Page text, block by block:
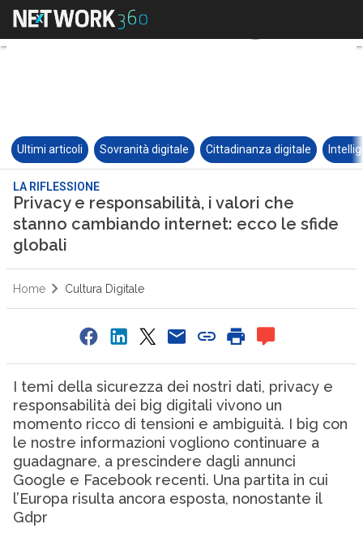
Ultimi articoli Sovranità digitale Cittadinanza digitale
LA RIFLESSIONE
Privacy e responsabilità, i valori che
stanno cambiando internet: ecco le sfide
globali
Home Cultura Digitale
I temi della sicurezza dei nostri dati, privacy e
responsabilità dei big digitali vivono un
momento ricco di tensioni e ambiguità. I big con
le nostre informazioni vogliono continuare a
guadagnare, a prescindere dagli annunci
Google e Facebook recenti. Una partita in cui
l’Europa risulta ancora esposta, nonostante il
Gdpr